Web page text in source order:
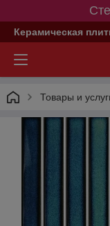
Керамическая
Товары и